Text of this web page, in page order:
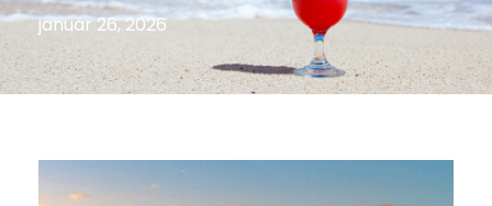
január 26, 2026